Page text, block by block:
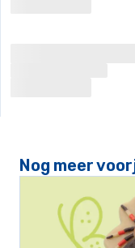
Nog meer